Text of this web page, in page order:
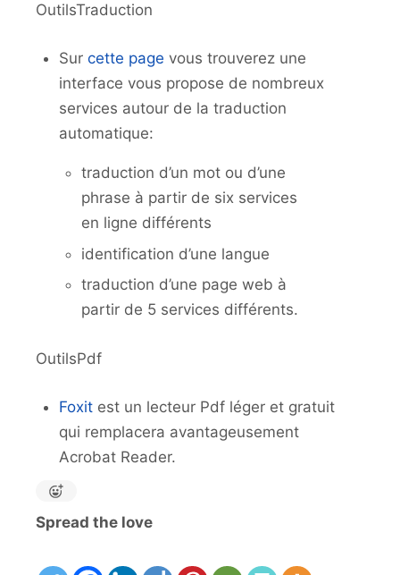
OutilsTraduction
Sur cette page vous trouverez une
interface vous propose de nombreux
services autour de la traduction
automatique:
traduction d’un mot ou d’une
phrase à partir de six services
en ligne différents
identification d’une langue
traduction d’une page web à
partir de 5 services différents.
OutilsPdf
Foxitest un lecteur Pdf léger et gratuit
qui remplacera avantageusement
Acrobat Reader.
Spread the love